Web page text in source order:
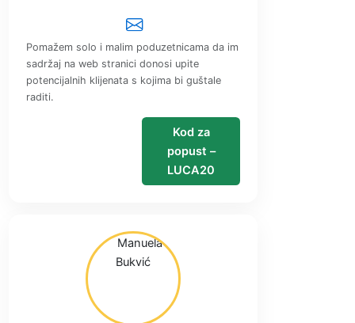
Pomažem solo i malim poduzetnicama da im
sadržaj na web stranici donosi upite
potencijalnih klijenata s kojima bi guštale
raditi.
Kod za
popust –
LUCA20